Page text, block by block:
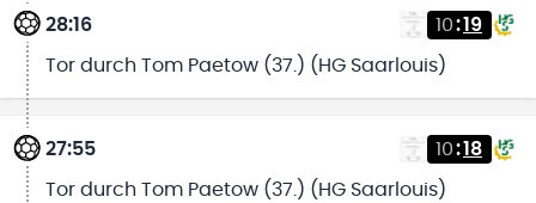
28:16 10:19
Tor durch Tom Paetow (37.) (HG Saarlouis)
27:55 10:18
Tor durch Tom Paetow (37.) (HG Saarlouis)